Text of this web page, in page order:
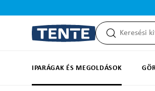
IPARÁGAK ÉS MEGOLDÁSOK